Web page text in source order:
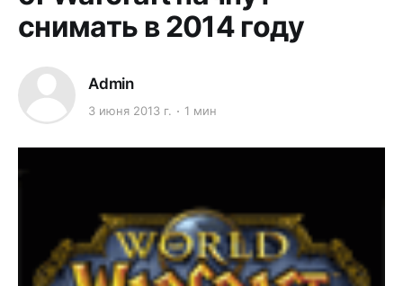
снимать в 2014 году
Admin
3 июня 2013 г. 1 мин